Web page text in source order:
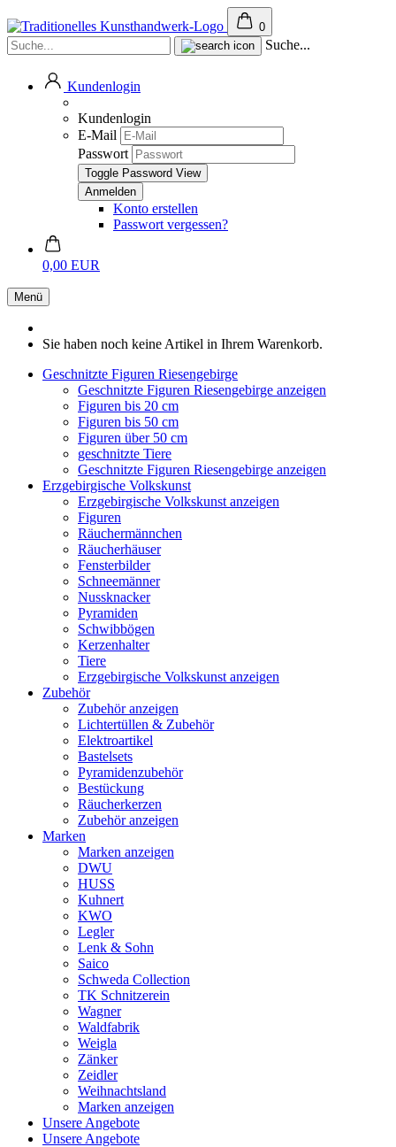
0
Suche...
Kundenlogin
Kundenlogin
E-Mail
Passwort
Toggle Password View
Konto erstellen
Passwort vergessen?
0,00 EUR
Menü
Sie haben noch keine Artikel in Ihrem Warenkorb.
Geschnitzte Figuren Riesengebirge
Geschnitzte Figuren Riesengebirge anzeigen
Figuren bis 20 cm
Figuren bis 50 cm
Figuren über 50 cm
geschnitzte Tiere
Geschnitzte Figuren Riesengebirge anzeigen
Erzgebirgische Volkskunst
Erzgebirgische Volkskunst anzeigen
Figuren
Räuchermännchen
Räucherhäuser
Fensterbilder
Schneemänner
Nussknacker
Pyramiden
Schwibbögen
Kerzenhalter
Tiere
Erzgebirgische Volkskunst anzeigen
Zubehör
Zubehör anzeigen
Lichtertüllen & Zubehör
Elektroartikel
Bastelsets
Pyramidenzubehör
Bestückung
Räucherkerzen
Zubehör anzeigen
Marken
Marken anzeigen
DWU
HUSS
Kuhnert
KWO
Legler
Lenk & Sohn
Saico
Schweda Collection
TK Schnitzerein
Wagner
Waldfabrik
Weigla
Zänker
Zeidler
Weihnachtsland
Marken anzeigen
Unsere Angebote
Unsere Angebote